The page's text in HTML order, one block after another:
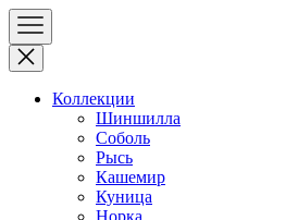
Коллекции
Шиншилла
Соболь
Рысь
Кашемир
Куница
Норка